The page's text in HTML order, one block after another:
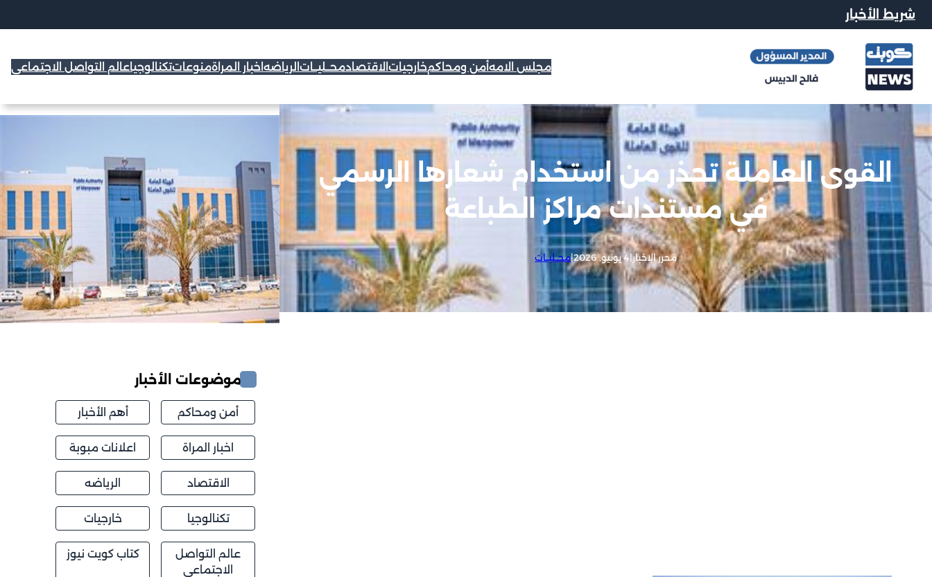
شريط الأخبار
مجلس الامهأمن ومحاكمخارجيات الاقتصادمحــليــات الرياضه اخبار المراةمنوعاتتكنالوجياعالم التواصل الاجتماعي
القوى العاملة تحذر من استخدام شعارها الرسمي
في مستندات مراكز الطباعة
محرر الاخبار|4 يونيو, 2026 |محــليــات
موضوعات الأخبار
أمن ومحاكم أهم الأخبار
اخبار المراة اعلانات مبوبة
الاقتصاد الرياضه
تكنالوجيا خارجيات
عالم التواصل
الاجتماعي
كتاب كويت نيوز